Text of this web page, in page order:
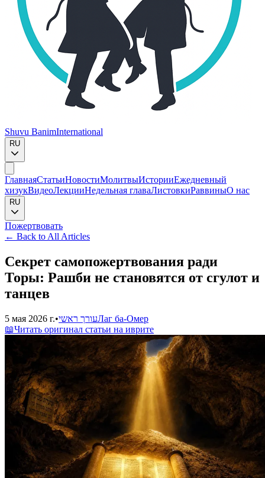
Shuvu BanimInternational
RU
ГлавнаяСтатьиНовостиМолитвыИсторииЕжедневный
хизукВидеоЛекцииНедельная главаЛистовкиРаввиныО нас
RU
Пожертвовать
← Back to All Articles
Секрет самопожертвования ради
Торы: Рашби не становятся от сгулот и
танцев
5 мая 2026 г.•עורך ראשיЛаг ба-Омер
📖Читать оригинал статьи на иврите